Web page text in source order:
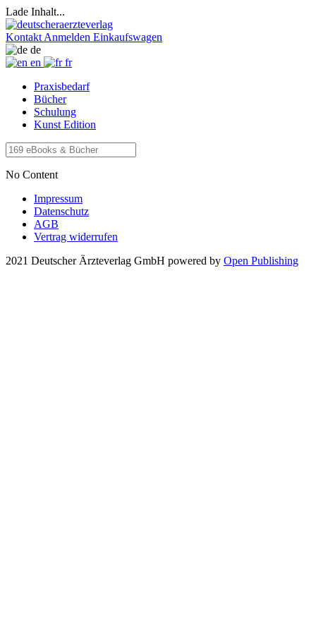
Lade Inhalt...
Kontakt Anmelden Einkaufswagen
de
en
fr
Praxisbedarf
Bücher
Schulung
Kunst Edition
No Content
Impressum
Datenschutz
AGB
Vertrag widerrufen
2021 Deutscher Ärzteverlag GmbH powered by Open Publishing